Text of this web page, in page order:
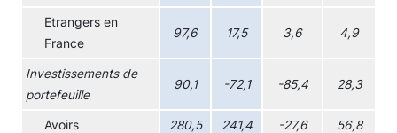
Etrangers en
France
97,6 17,5 3,6 4,9
Investissements de
portefeuille
90,1 -72,1 -85,4 28,3
Avoirs 280,5 241,4 -27,6 56,8